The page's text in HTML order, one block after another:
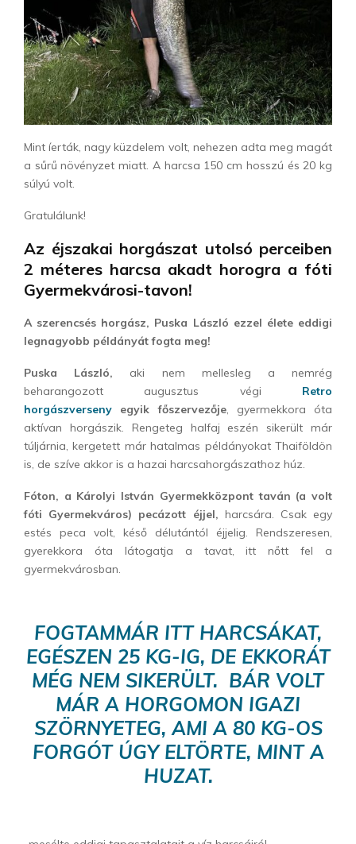
Mint íerták, nagy küzdelem volt, nehezen adta meg magát
a sűrű növényzet miatt. A harcsa 150 cm hosszú és 20 kg
súlyú volt.
Gratulálunk!
Az éjszakai horgászat utolsó perceiben
2 méteres harcsa akadt horogra a fóti
Gyermekvárosi-tavon!
A szerencsés horgász, Puska László ezzel élete eddigi
legnagyobb példányát fogta meg!
Puska László, aki nem mellesleg a nemrég
beharangozott augusztus végi Retro
horgászverseny egyik főszervezője, gyermekkora óta
aktívan horgászik. Rengeteg halfaj eszén sikerült már
túljárnia, kergetett már hatalmas példányokat Thaiföldön
is, de szíve akkor is a hazai harcsahorgászathoz húz.
Fóton, a Károlyi István Gyermekközpont taván (a volt
fóti Gyermekváros) pecázott éjjel, harcsára. Csak egy
estés peca volt, késő délutántól éjjelig. Rendszeresen,
gyerekkora óta látogatja a tavat, itt nőtt fel a
gyermekvárosban.
FOGTAMMÁR ITT HARCSÁKAT,
EGÉSZEN 25 KG-IG, DE EKKORÁT
MÉG NEM SIKERÜLT. BÁR VOLT
MÁR A HORGOMON IGAZI
SZÖRNYETEG, AMI A 80 KG-OS
FORGÓT ÚGY ELTÖRTE, MINT A
HUZAT.